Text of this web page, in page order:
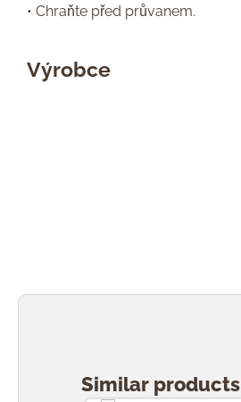
• Chraňte před průvanem.
Výrobce
Similar products